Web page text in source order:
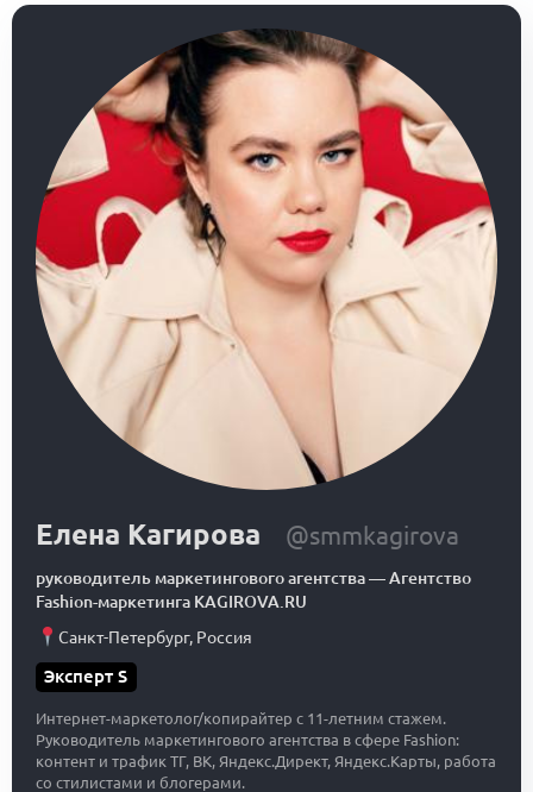
Елена Кагирова @smmkagirova
руководитель маркетингового агентства—Агентство
Fashion-маркетинга KAGIROVA.RU
Санкт-Петербург, Россия
Эксперт S
Интернет-маркетолог/копирайтер с 11-летним стажем.
Руководитель маркетингового агентства в сфере Fashion:
контент и трафик ТГ, ВК, Яндекс.Директ, Яндекс.Карты, работа
со стилистами и блогерами.